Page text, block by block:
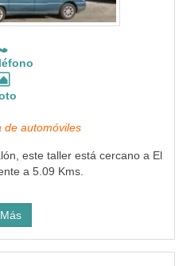
de automóviles
este taller está cercano a El
a 5.09 Kms.